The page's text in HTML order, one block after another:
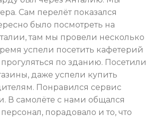
Сам перелёт показался
было посмотреть на
там мы провели несколько
успели посетить кафетерий
по зданию. Посетили
даже успели купить
Понравился сервис
В самолёте с нами общался
порадовало и то, что